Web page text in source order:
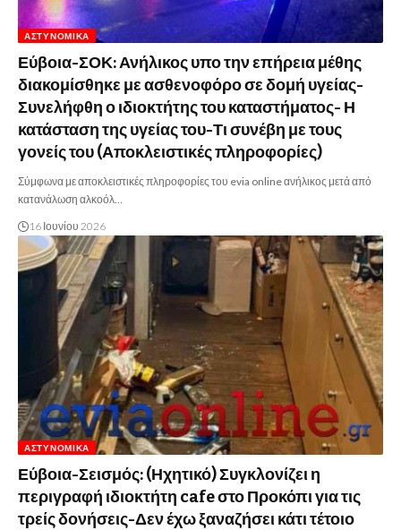
ΑΣΤΥΝΟΜΙΚΆ
Εύβοια-ΣΟΚ: Ανήλικος υπο την επήρεια μέθης
διακομίσθηκε με ασθενοφόρο σε δομή υγείας-
Συνελήφθη ο ιδιοκτήτης του καταστήματος- Η
κατάσταση της υγείας του-Τι συνέβη με τους
γονείς του (Αποκλειστικές πληροφορίες)
Σύμφωνα με αποκλειστικές πληροφορίες του evia online ανήλικος μετά από
κατανάλωση αλκοόλ…
16 Ιουνίου 2026
ΑΣΤΥΝΟΜΙΚΆ
Εύβοια-Σεισμός: (Ηχητικό) Συγκλονίζει η
περιγραφή ιδιοκτήτη cafe στο Προκόπι για τις
τρείς δονήσεις-Δεν έχω ξαναζήσει κάτι τέτοιο